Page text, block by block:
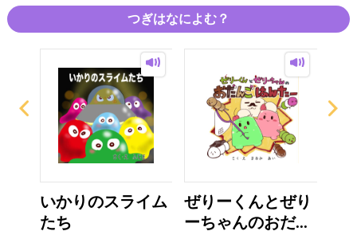
つぎはなによむ？
いかりのスライム
たち
ぜりーくんとぜり
ーちゃんのおだ...